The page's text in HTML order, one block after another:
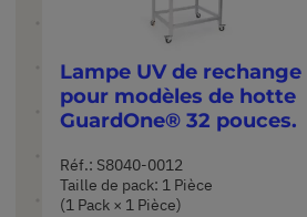
comparateur
Lampe UV de rechange
pour modèles de hotte
GuardOne® 32 pouces.
Réf.: S8040-0012
Taille de pack: 1 Pièce
(1 Pack × 1 Pièce)